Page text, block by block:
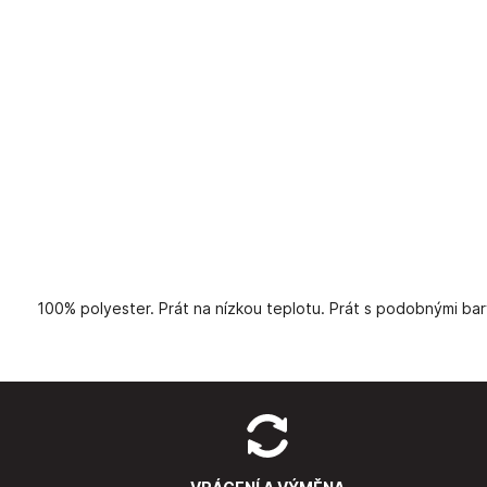
100% polyester. Prát na nízkou teplotu. Prát s podobnými